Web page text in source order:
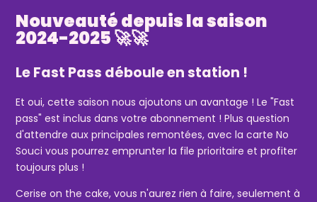
Nouveauté depuis la saison
2024-2025 🚀🚀
Le Fast Pass déboule en station !
Et oui, cette saison nous ajoutons un avantage ! Le "Fast
pass" est inclus dans votre abonnement ! Plus question
d'attendre aux principales remontées, avec la carte No
Souci vous pourrez emprunter la file prioritaire et profiter
toujours plus !
Cerise on the cake, vous n'aurez rien à faire, seulement à